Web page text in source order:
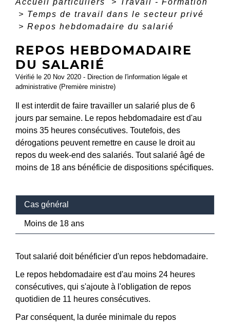
> Temps de travail dans le secteur privé
> Repos hebdomadaire du salarié
REPOS HEBDOMADAIRE
DU SALARIÉ
Vérifié le 20 Nov 2020 - Direction de l'information légale et
administrative (Première ministre)
Il est interdit de faire travailler un salarié plus de 6
jours par semaine. Le repos hebdomadaire est d'au
moins 35 heures consécutives. Toutefois, des
dérogations peuvent remettre en cause le droit au
repos du week-end des salariés. Tout salarié âgé de
moins de 18 ans bénéficie de dispositions spécifiques.
Cas général
Moins de 18 ans
Tout salarié doit bénéficier d'un repos hebdomadaire.
Le repos hebdomadaire est d'au moins 24 heures
consécutives, qui s'ajoute à l'obligation de repos
quotidien de 11 heures consécutives.
Par conséquent, la durée minimale du repos